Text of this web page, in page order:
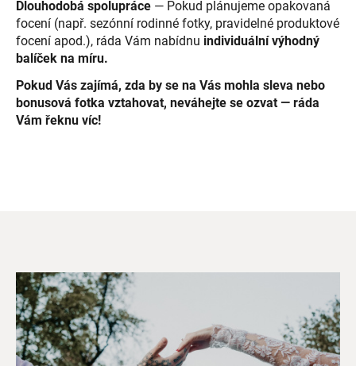
Dlouhodobá spolupráce — Pokud plánujeme opakovaná
focení (např. sezónní rodinné fotky, pravidelné produktové
focení apod.), ráda Vám nabídnu individuální výhodný
balíček na míru.
Pokud Vás zajímá, zda by se na Vás mohla sleva nebo
bonusová fotka vztahovat, neváhejte se ozvat — ráda
Vám řeknu víc!